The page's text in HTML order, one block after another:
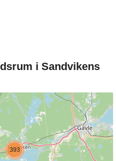
i Sandvikens
393